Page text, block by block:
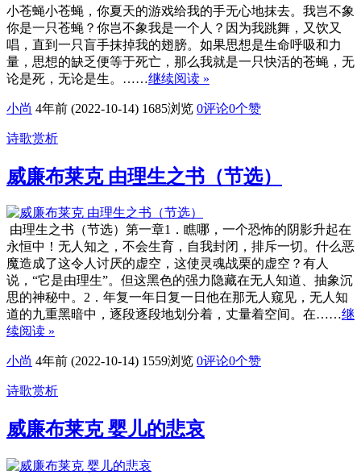
小苍蝇小苍蝇，你夏天的游戏给我的手无心地抹去。我岂不象
你是一只苍蝇？你岂不象我是一个人？因为我跳舞，又饮又
唱，直到一只盲手抹掉我的翅膀。如果思想是生命呼吸和力
量，思想的缺乏便等于死亡，那么我就是一只快活的苍蝇，无
论是死，无论是生。……继续阅读 »
小尚 4年前 (2022-10-14) 1685浏览 0评论0个赞
诗歌赏析
威廉布莱克 由理生之书（节选）
由理生之书（节选）第一章1．瞧哪，一个恐怖的阴影升起在
永恒中！无人知之，不会生育，自我封闭，排斥一切。什么恶
魔造成了这令人讨厌的虚空，这使灵魂战栗的虚空？有人
说，“它是由理生”。但这黑色的强力隐藏在无人知道、抽象沉
思的神秘中。2．年复一年日复一日他在那无人窥见，无人知
道的九重黑暗中，逐段逐段地划分着，丈量着空间。在……继
续阅读 »
小尚 4年前 (2022-10-14) 1559浏览 0评论0个赞
诗歌赏析
威廉布莱克 婴儿的悲哀